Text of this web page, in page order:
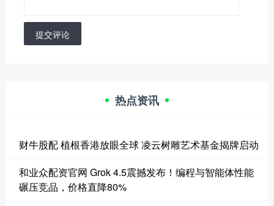
提交评论
热点资讯
财牛股配 植根香港放眼全球 凌云树雕艺术基金揭牌启动
和业众配资官网 Grok 4.5震撼发布！编程与智能体性能
碾压竞品，价格直降80%